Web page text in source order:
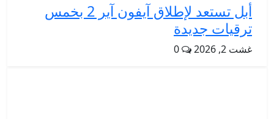
أبل تستعد لإطلاق آيفون آير 2 بخمس
ترقيات جديدة
غشت 2, 2026 0